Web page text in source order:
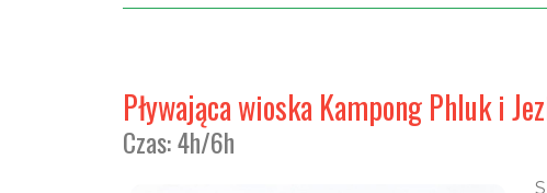
Pływająca wioska Kampong Phluk i
Czas: 4h/6h